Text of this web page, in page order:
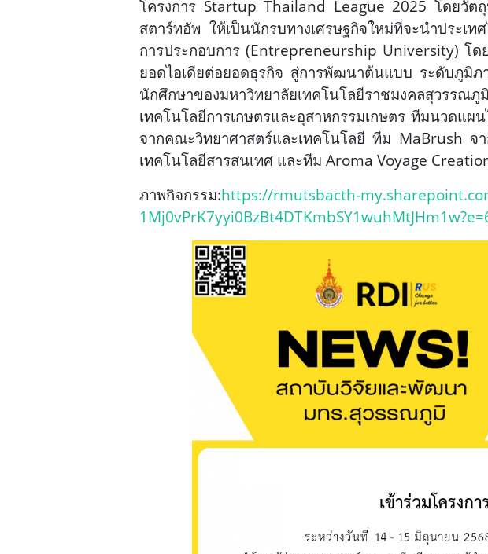
โครงการ Startup Thailand League 2025 โดยวัตถุ
สตาร์ทอัพ ให้เป็นนักรบทางเศรษฐกิจใหม่ที่จะนำประเ
การประกอบการ (Entrepreneurship University) โ
ยอดไอเดียต่อยอดธุรกิจ สู่การพัฒนาต้นแบบ ระดับภู
นักศึกษาของมหาวิทยาลัยเทคโนโลยีราชมงคลสุวรร
เทคโนโลยีการเกษตรและอุสาหกรรมเกษตร ทีมนวดแ
จากคณะวิทยาศาสตร์และเทคโนโลยี ทีม MaBrush จ
เทคโนโลยีสารสนเทศ และทีม Aroma Voyage
ภาพกิจกรรม:https://rmutsbacth-